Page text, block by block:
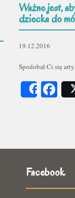
Ważne jest,
dziecka do
19.12.2016
Spodobał Ci się
Share
Facebook